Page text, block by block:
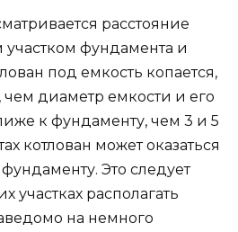
расстояние
фундамента и
под емкость копается,
диаметр емкости и его
к фундаменту, чем 3 и 5
котлован может оказаться
Это следует
участках располагать
на немного